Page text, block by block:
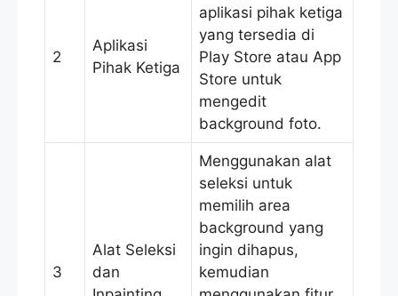
2
Aplikasi
Pihak Ketiga
aplikasi pihak ketiga
yang tersedia di
Play Store atau App
Store untuk
mengedit
background foto.
3
Alat Seleksi
dan
Menggunakan alat
seleksi untuk
memilih area
background yang
ingin dihapus,
kemudian